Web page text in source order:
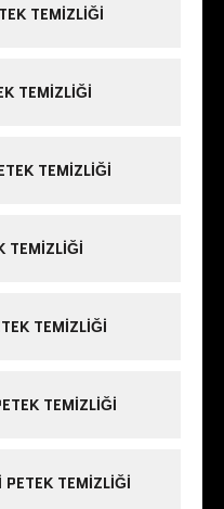
TEMIZLIĞI
TEMIZLIĞI
TEMIZLIĞI
TEMIZLIĞI
TEMIZLIĞI
TEMIZLIĞI
PETEK TEMIZLIĞI